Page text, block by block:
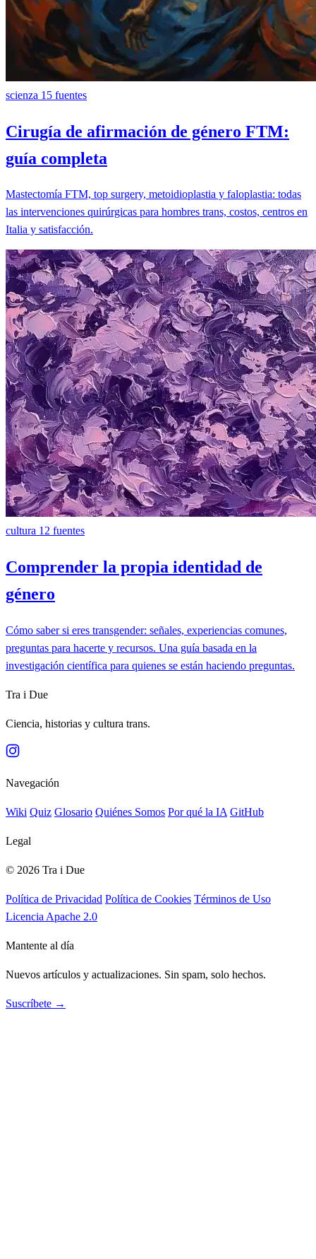
scienza 15 fuentes
Cirugía de afirmación de género FTM:
guía completa
Mastectomía FTM, top surgery, metoidioplastia y faloplastia: todas
las intervenciones quirúrgicas para hombres trans, costos, centros en
Italia y satisfacción.
cultura 12 fuentes
Comprender la propia identidad de
género
Cómo saber si eres transgender: señales, experiencias comunes,
preguntas para hacerte y recursos. Una guía basada en la
investigación científica para quienes se están haciendo preguntas.
Tra i Due
Ciencia, historias y cultura trans.
Navegación
Wiki Quiz Glosario Quiénes Somos Por qué la IA GitHub
Legal
© 2026 Tra i Due
Política de Privacidad Política de Cookies Términos de Uso
Licencia Apache 2.0
Mantente al día
Nuevos artículos y actualizaciones. Sin spam, solo hechos.
Suscríbete →